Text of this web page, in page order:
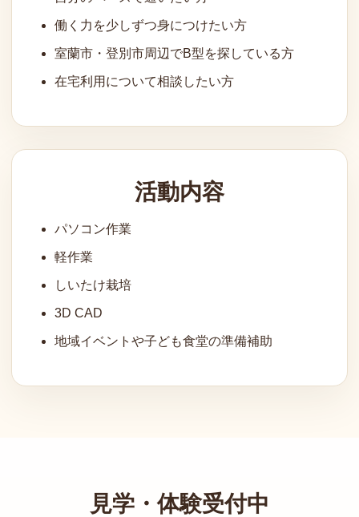
働く力を少しずつ身につけたい方
室蘭市・登別市周辺でB型を探している方
在宅利用について相談したい方
活動内容
パソコン作業
軽作業
しいたけ栽培
3D CAD
地域イベントや子ども食堂の準備補助
見学・体験受付中